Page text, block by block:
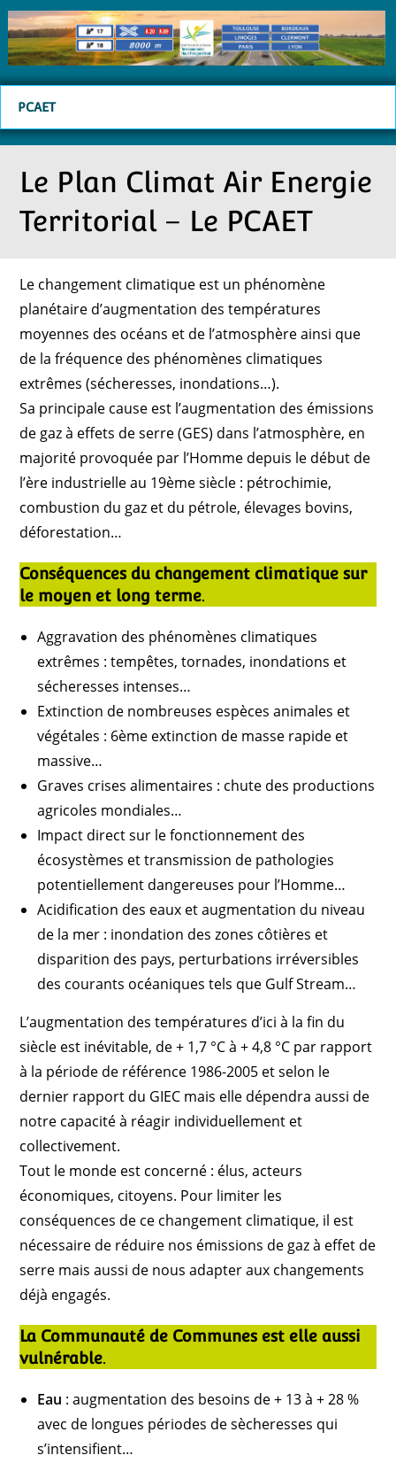
PCAET
Le Plan Climat Air Energie
Territorial – Le PCAET
Le changement climatique est un phénomène
planétaire d’augmentation des températures
moyennes des océans et de l’atmosphère ainsi que
de la fréquence des phénomènes climatiques
extrêmes (sécheresses, inondations…).
Sa principale cause est l’augmentation des émissions
de gaz à effets de serre (GES) dans l’atmosphère, en
majorité provoquée par l’Homme depuis le début de
l’ère industrielle au 19ème siècle : pétrochimie,
combustion du gaz et du pétrole, élevages bovins,
déforestation…
Conséquences du changement climatique sur
le moyen et long terme.
Aggravation des phénomènes climatiques
extrêmes : tempêtes, tornades, inondations et
sécheresses intenses…
Extinction de nombreuses espèces animales et
végétales : 6ème extinction de masse rapide et
massive…
Graves crises alimentaires : chute des productions
agricoles mondiales…
Impact direct sur le fonctionnement des
écosystèmes et transmission de pathologies
potentiellement dangereuses pour l’Homme…
Acidification des eaux et augmentation du niveau
de la mer : inondation des zones côtières et
disparition des pays, perturbations irréversibles
des courants océaniques tels que Gulf Stream…
L’augmentation des températures d’ici à la fin du
siècle est inévitable, de + 1,7 °C à + 4,8 °C par rapport
à la période de référence 1986-2005 et selon le
dernier rapport du GIEC mais elle dépendra aussi de
notre capacité à réagir individuellement et
collectivement.
Tout le monde est concerné : élus, acteurs
économiques, citoyens. Pour limiter les
conséquences de ce changement climatique, il est
nécessaire de réduire nos émissions de gaz à effet de
serre mais aussi de nous adapter aux changements
déjà engagés.
La Communauté de Communes est elle aussi
vulnérable.
Eau : augmentation des besoins de + 13 à + 28 %
avec de longues périodes de sècheresses qui
s’intensifient…